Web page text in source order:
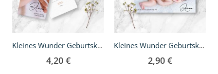
Kleines Wunder Geburtskarte - DIN lang Fächer
4,20 €
Kleines Wunder Geburtskarte - Klappkarte DIN lang
2,90 €